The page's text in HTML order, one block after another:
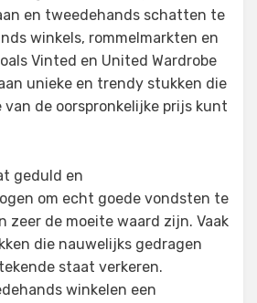
en tweedehands schatten te
winkels, rommelmarkten en
Vinted en United Wardrobe
unieke en trendy stukken die
de oorspronkelijke prijs kunt
geduld en
om echt goede vondsten te
zeer de moeite waard zijn. Vaak
die nauwelijks gedragen
staat verkeren.
winkelen een